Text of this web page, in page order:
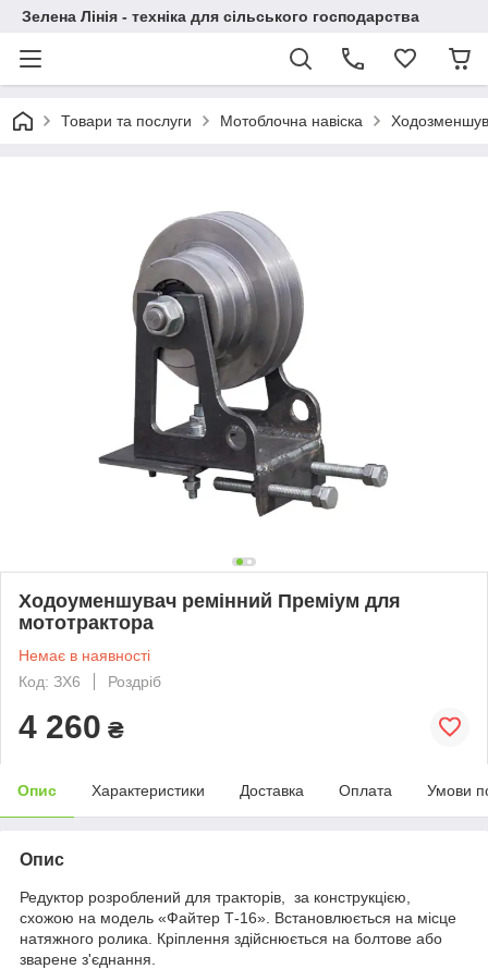
Зелена Лінія - техніка для сільського господарства
Товари та послуги Мотоблочна навіска
Ходоуменшувач ремінний Преміум для
мототрактора
Немає в наявності
Код: ЗХ6
Роздріб
4 260 ₴
Опис Характеристики Доставка Оплата Умови
Опис
Редуктор розроблений для тракторів, за конструкцією,
схожою на модель «Файтер Т-16». Встановлюється на місце
натяжного ролика. Кріплення здійснюється на болтове або
зварене з'єднання.